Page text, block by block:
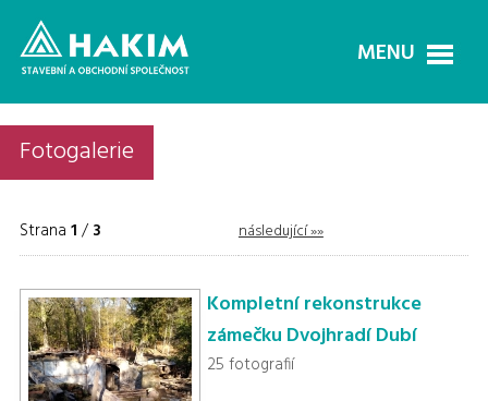
MENU
Fotogalerie
Strana 1 / 3 následující »»
Kompletní rekonstrukce
zámečku Dvojhradí Dubí
25 fotografií